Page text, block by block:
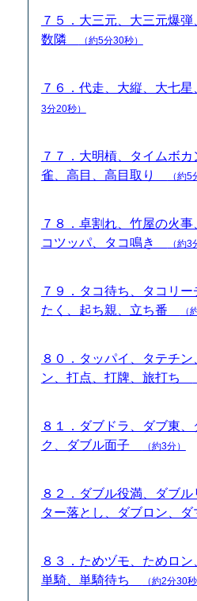
７５．大三元、大三元爆
数隣
（約5分30秒）
７６．代走、大縦、大七
3分20秒）
７７．大明槓、タイムボ
雀、高目、高目取り
（約5
７８．卓割れ、竹屋の火
コツッパ、タコ鳴き
（約3
７９．タコ待ち、タコリ
たく、起ち親、立ち番
（
８０．タッパイ、タテチ
ン、打点、打牌、旅打ち
８１．ダブドラ、ダブ東
ク、ダブル面子
（約3分）
８２．ダブル役満、ダブ
ター落とし、ダブロン、
８３．ためヅモ、ためロン
単騎、単騎待ち
（約2分30秒